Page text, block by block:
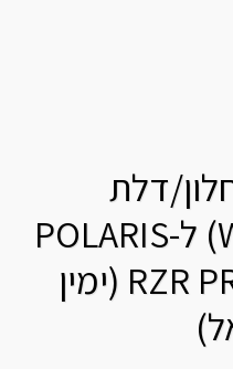
דלת
(WINDOW NETS) ל-POLARIS
RZR PRO XP / PRO R (ימין